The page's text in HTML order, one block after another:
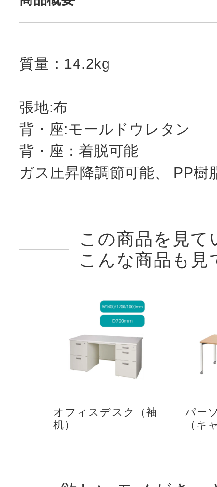
質量：14.2kg
張地:布
背・座:モールドウレタン
背・座：着脱可能
ガス圧昇降調節可能、 PP樹
この商品を見て
こんな商品も見
オフィスデスク（袖
机）
パー
（キ